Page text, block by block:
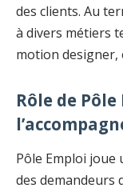
des clients. Au
à divers métiers
motion designer,
Rôle de
Pôle Emploi joue
des demandeurs